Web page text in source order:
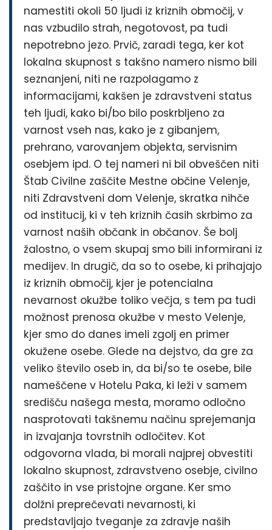
namestiti okoli 50 ljudi iz kriznih območij, v
nas vzbudilo strah, negotovost, pa tudi
nepotrebno jezo. Prvič, zaradi tega, ker kot
lokalna skupnost s takšno namero nismo bili
seznanjeni, niti ne razpolagamo z
informacijami, kakšen je zdravstveni status
teh ljudi, kako bi/bo bilo poskrbljeno za
varnost vseh nas, kako je z gibanjem,
prehrano, varovanjem objekta, servisnim
osebjem ipd. O tej nameri ni bil obveščen niti
Štab Civilne zaščite Mestne občine Velenje,
niti Zdravstveni dom Velenje, skratka nihče
od institucij, ki v teh kriznih časih skrbimo za
varnost naših občank in občanov. Še bolj
žalostno, o vsem skupaj smo bili informirani iz
medijev. In drugič, da so to osebe, ki prihajajo
iz kriznih območij, kjer je potencialna
nevarnost okužbe toliko večja, s tem pa tudi
možnost prenosa okužbe v mesto Velenje,
kjer smo do danes imeli zgolj en primer
okužene osebe. Glede na dejstvo, da gre za
veliko število oseb in, da bi/so te osebe, bile
nameščene v Hotelu Paka, ki leži v samem
središču našega mesta, moramo odločno
nasprotovati takšnemu načinu sprejemanja
in izvajanja tovrstnih odločitev. Kot
odgovorna vlada, bi morali najprej obvestiti
lokalno skupnost, zdravstveno osebje, civilno
zaščito in vse pristojne organe. Ker smo
dolžni preprečevati nevarnosti, ki
predstavljajo tveganje za zdravje naših